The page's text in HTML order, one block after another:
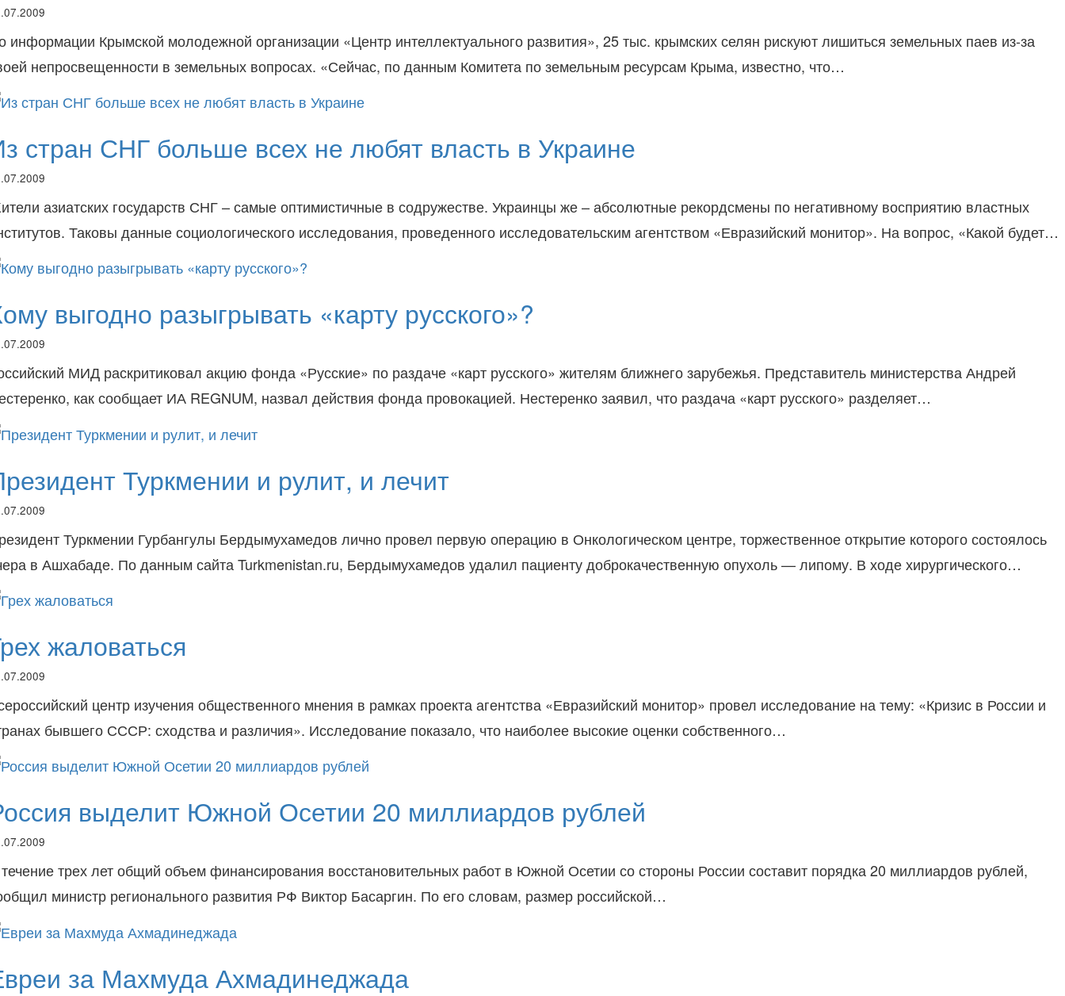
информации Крымской молодежной организации «Центр интеллектуального развития», 25 тыс. крымских селян рискуют лишиться земельных паев из-за
непросвещенности в земельных вопросах. «Сейчас, по данным Комитета по земельным ресурсам Крыма, известно, что…
стран СНГ больше всех не любят власть в Украине
азиатских государств СНГ – самые оптимистичные в содружестве. Украинцы же – абсолютные рекордсмены по негативному восприятию властных
Таковы данные социологического исследования, проведенного исследовательским агентством «Евразийский монитор». На вопрос, «Какой будет…
выгодно разыгрывать «карту русского»?
МИД раскритиковал акцию фонда «Русские» по раздаче «карт русского» жителям ближнего зарубежья. Представитель министерства Андрей
как сообщает ИА REGNUM, назвал действия фонда провокацией. Нестеренко заявил, что раздача «карт русского» разделяет…
Туркмении и рулит, и лечит
Туркмении Гурбангулы Бердымухамедов лично провел первую операцию в Онкологическом центре, торжественное открытие которого состоялось
в Ашхабаде. По данным сайта Turkmenistan.ru, Бердымухамедов удалил пациенту доброкачественную опухоль — липому. В ходе хирургического…
жаловаться
центр изучения общественного мнения в рамках проекта агентства «Евразийский монитор» провел исследование на тему: «Кризис в России и
бывшего СССР: сходства и различия». Исследование показало, что наиболее высокие оценки собственного…
выделит Южной Осетии 20 миллиардов рублей
трех лет общий объем финансирования восстановительных работ в Южной Осетии со стороны России составит порядка 20 миллиардов рублей,
министр регионального развития РФ Виктор Басаргин. По его словам, размер российской…
за Махмуда Ахмадинеджада